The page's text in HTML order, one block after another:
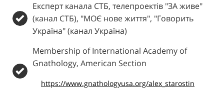
Експерт канала СТБ, телепроектів "ЗА живе"
(канал СТБ), "МОЄ нове життя", "Говорить
Україна" (канал Україна)
Membership of International Academy of
Gnathology, American Section
https://www.gnathologyusa.org/alex_starostin